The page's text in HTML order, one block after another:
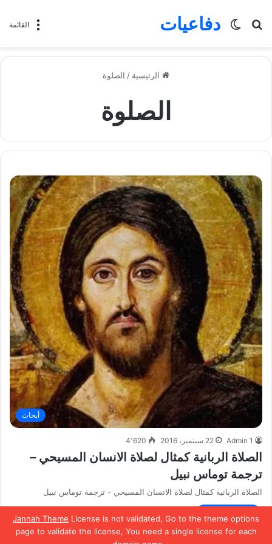
Jannah Theme License is not validated, Go to the theme options
page to validate the license, You need a single license for each
القائمة دفاعيات
بحث
الوضع
الرئيسية / الصلوة
الصلوة
أبحاث
Admin 1 22 سبتمبر، 2016 4٬620
الصلاة الربانية كمثال لصلاة الانسان المسيحي –
ترجمة توماس نبيل
الصلاة الربانية كمثال لصلاة الانسان المسيحي - ترجمة توماس نبيل
أكمل القراءة »